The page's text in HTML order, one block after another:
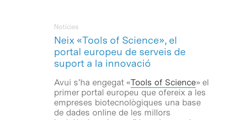
Neix «Tools of Science», el
portal europeu de serveis de
suport a la innovació
Notícies
Avui s’ha engegat «Tools of Science» el
primer portal europeu que ofereix a les
empreses biotecnològiques una base
de dades online de les millors